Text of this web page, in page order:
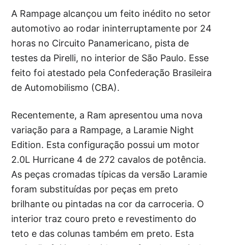
A Rampage alcançou um feito inédito no setor
automotivo ao rodar ininterruptamente por 24
horas no Circuito Panamericano, pista de
testes da Pirelli, no interior de São Paulo. Esse
feito foi atestado pela Confederação Brasileira
de Automobilismo (CBA).
Recentemente, a Ram apresentou uma nova
variação para a Rampage, a Laramie Night
Edition. Esta configuração possui um motor
2.0L Hurricane 4 de 272 cavalos de potência.
As peças cromadas típicas da versão Laramie
foram substituídas por peças em preto
brilhante ou pintadas na cor da carroceria. O
interior traz couro preto e revestimento do
teto e das colunas também em preto. Esta